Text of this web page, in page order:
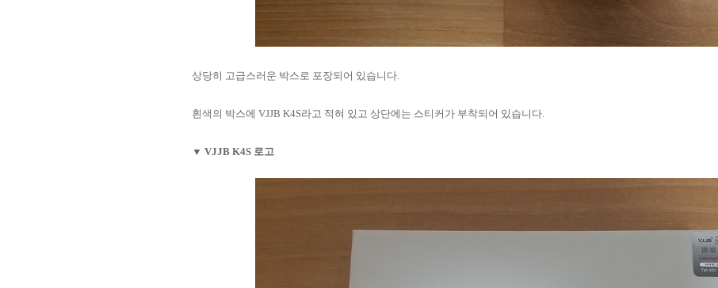
상당히 고급스러운 박스로 포장되어 있습니다.
흰색의 박스에 VJJB K4S라고 적혀 있고 상단에는 스티커가 부착되어 있습니다.
▼ VJJB K4S 로고